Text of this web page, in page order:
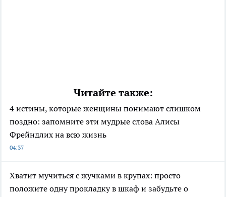
Читайте также:
4 истины, которые женщины понимают слишком
поздно: запомните эти мудрые слова Алисы
Фрейндлих на всю жизнь
04:37
Хватит мучиться с жучками в крупах: просто
положите одну прокладку в шкаф и забудьте о